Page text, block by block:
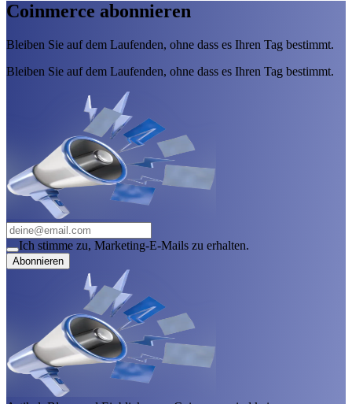
Coinmerce abonnieren
Bleiben Sie auf dem Laufenden, ohne dass es Ihren Tag bestimmt.
Bleiben Sie auf dem Laufenden, ohne dass es Ihren Tag bestimmt.
Ich stimme zu, Marketing-E-Mails zu erhalten.
Abonnieren